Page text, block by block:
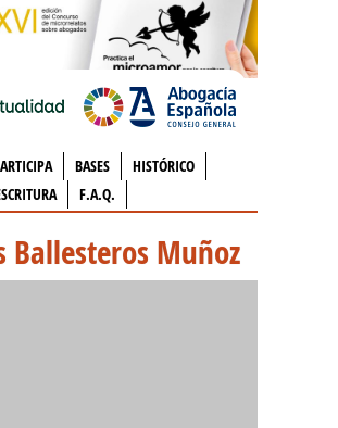
BASES
HISTÓRICO
F.A.Q.
Ballesteros Muñoz